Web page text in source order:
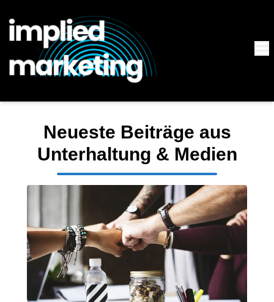
Neueste Beiträge aus
Unterhaltung & Medien